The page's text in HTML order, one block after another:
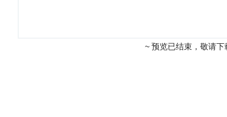
~ 预览已结束，敬请下